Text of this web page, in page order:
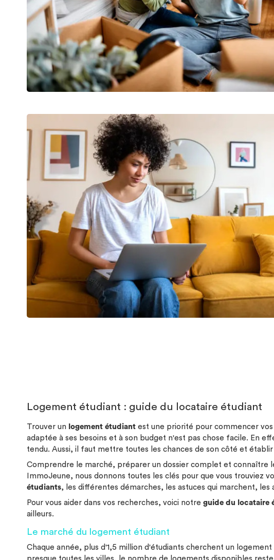
Logement étudiant : guide du locataire étudiant
Trouver un logement étudiant est une priorité pour commencer
adaptée à ses besoins et à son budget n'est pas chose facile. En
tendu. Aussi, il faut mettre toutes les chances de son côté et
Comprendre le marché, préparer un dossier complet et connaître
ImmoJeune, nous donnons toutes les clés pour que vous
étudiants, les différentes démarches, les astuces qui marchent,
Pour vous aider dans vos recherches, voici notre guide du locataire
ailleurs.
Le marché du logement étudiant
Chaque année, plus d'1,5 million d'étudiants cherchent un